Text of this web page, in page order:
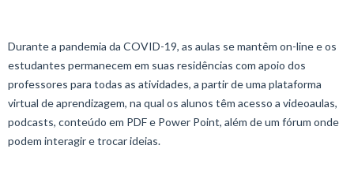
Durante a pandemia da COVID-19, as aulas se mantêm on-line e os
estudantes permanecem em suas residências com apoio dos
professores para todas as atividades, a partir de uma plataforma
virtual de aprendizagem, na qual os alunos têm acesso a videoaulas,
podcasts, conteúdo em PDF e Power Point, além de um fórum onde
podem interagir e trocar ideias.